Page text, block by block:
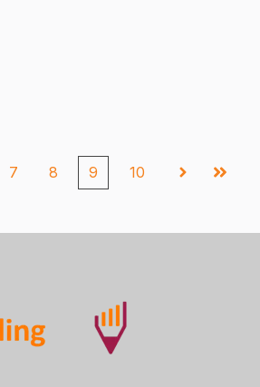
7 8 9 10
SiguienteÚltima